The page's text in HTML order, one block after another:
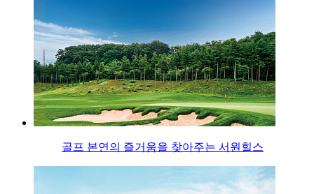
골프 본연의 즐거움을 찾아주는 서원힐스